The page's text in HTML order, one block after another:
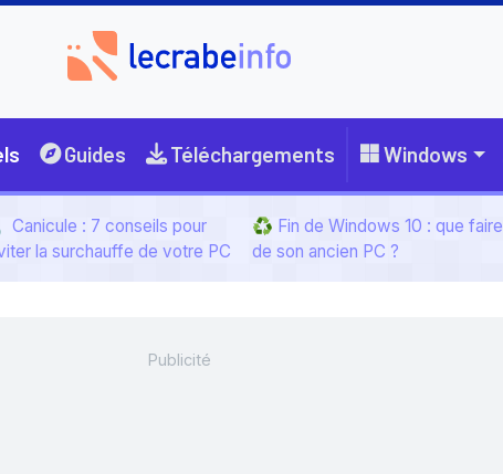
Guides Téléchargements Windows
Canicule : 7 conseils pour
la surchauffe de votre PC
♻️ Fin de Windows 10 : que faire
de son ancien PC ?